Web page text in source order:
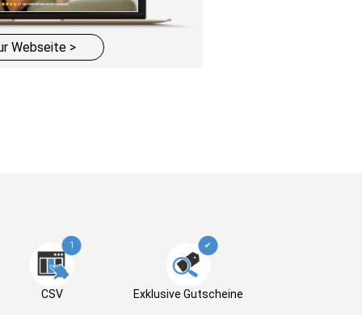
Webseite >
1
CSV
✔
Exklusive Gutscheine